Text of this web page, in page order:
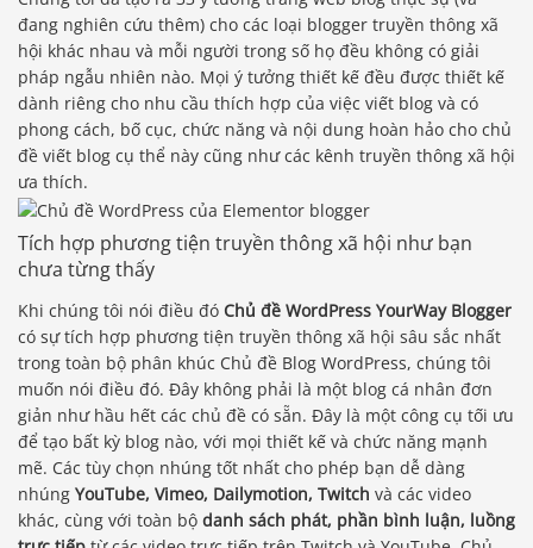
đang nghiên cứu thêm) cho các loại blogger truyền thông xã
hội khác nhau và mỗi người trong số họ đều không có giải
pháp ngẫu nhiên nào. Mọi ý tưởng thiết kế đều được thiết kế
dành riêng cho nhu cầu thích hợp của việc viết blog và có
phong cách, bố cục, chức năng và nội dung hoàn hảo cho chủ
đề viết blog cụ thể này cũng như các kênh truyền thông xã hội
ưa thích.
Tích hợp phương tiện truyền thông xã hội như bạn
chưa từng thấy
Khi chúng tôi nói điều đó Chủ đề WordPress YourWay Blogger
có sự tích hợp phương tiện truyền thông xã hội sâu sắc nhất
trong toàn bộ phân khúc Chủ đề Blog WordPress, chúng tôi
muốn nói điều đó. Đây không phải là một blog cá nhân đơn
giản như hầu hết các chủ đề có sẵn. Đây là một công cụ tối ưu
để tạo bất kỳ blog nào, với mọi thiết kế và chức năng mạnh
mẽ. Các tùy chọn nhúng tốt nhất cho phép bạn dễ dàng
nhúng YouTube, Vimeo, Dailymotion, Twitch và các video
khác, cùng với toàn bộ danh sách phát, phần bình luận, luồng